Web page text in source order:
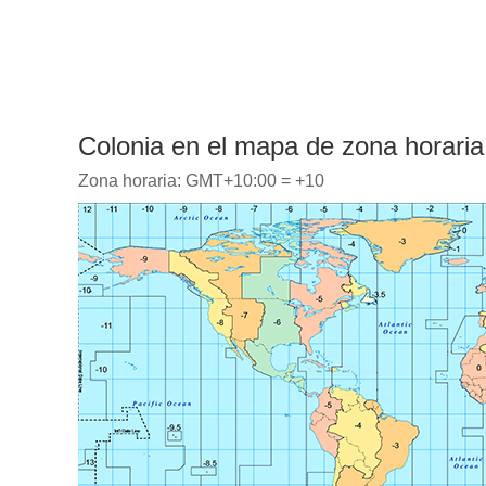
Colonia en el mapa de zona
Zona horaria: GMT+10:00 = +10